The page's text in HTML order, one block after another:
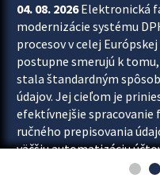
04. 08. 2026Elektronická
modernizácie systému
procesov v celej
postupne smerujú k
stala štandardným
údajov. Jej cieľom je
efektívnejšie
ručného prepisovania
väčšiu automatizáciu
fakturácia preto